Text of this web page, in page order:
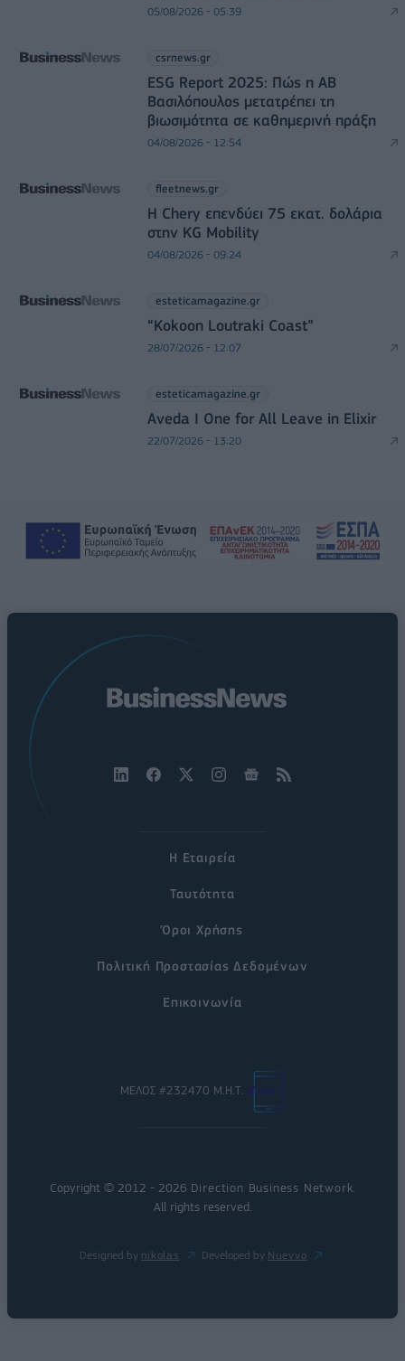
05/08/2026 - 05:39
csrnews.gr
ESG Report 2025: Πώς η ΑΒ
Βασιλόπουλος μετατρέπει τη
βιωσιμότητα σε καθημερινή πράξη
04/08/2026 - 12:54
fleetnews.gr
Η Chery επενδύει 75 εκατ. δολάρια
στην KG Mobility
04/08/2026 - 09:24
esteticamagazine.gr
“Kokoon Loutraki Coast”
28/07/2026 - 12:07
esteticamagazine.gr
Aveda I One for All Leave in Elixir
22/07/2026 - 13:20
Η Εταιρεία
Ταυτότητα
Όροι Χρήσης
Πολιτική Προστασίας Δεδομένων
Επικοινωνία
ΜΕΛΟΣ #232470 Μ.Η.Τ.
Copyright © 2012 - 2026 Direction Business Network
All rights reserved.
Designed by nikolas Developed by Nuevvo